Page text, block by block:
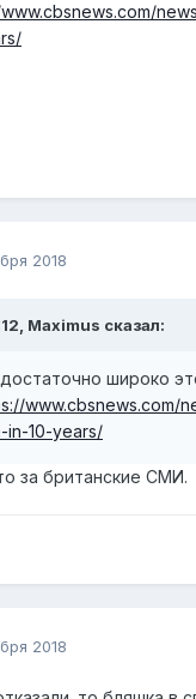
2018
Maximus сказал:
широко
www.cbsnews.com/
in-10-years/
за британские СМИ.
2018